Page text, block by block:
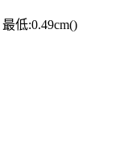
最低:0.49cm()